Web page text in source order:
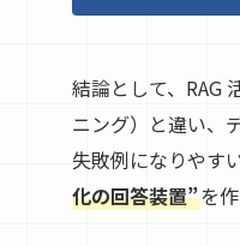
結論として、RAG
ニング）と違い、
失敗例になりやす
化の回答装置”を